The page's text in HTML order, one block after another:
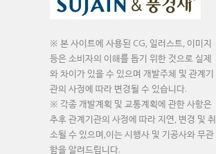
※ 본 사이트에 사용된 CG, 일러스트, 이미지
등은 소비자의 이해를 돕기 위한 것으로 실제
와 차이가 있을 수 있으며 개발주체 및 관계기
관의 사정에 따라 변경될 수 있습니다.
※ 각종 개발계획 및 교통계획에 관한 사항은
추후 관계기관의 사정에 따라 지연, 변경 및 취
소될 수 있으며,이는 시행사 및 기공사와 무관
함을 알려드립니다.